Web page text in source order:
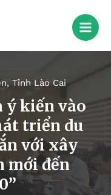
,Tỉnh Lào Cai
ý kiến vào
triển du
với xây
mới đến